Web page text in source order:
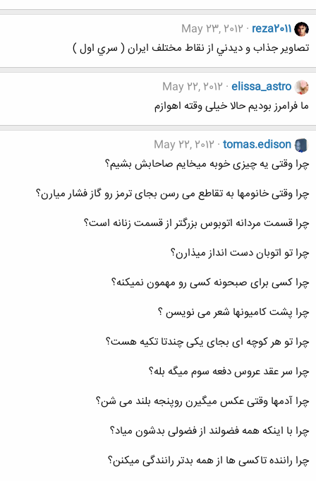
reza2011
May 23, 2012
تصاوير جذاب و ديدني از نقاط مختلف ايران ( سري اول )
elissa_astro
May 22, 2012
ما فرامرز بودیم حالا خیلی وقته اهوازم
tomas.edison
May 22, 2012
چرا وقتی یه چیزی خوبه میخایم صاحابش بشیم؟
چرا وقتی خانومها به تقاطع می رسن بجای ترمز رو گاز فشار میارن؟
چرا قسمت مردانه اتوبوس بزرگتر از قسمت زنانه است؟
چرا تو اتوبان دست انداز میذارن؟
چرا کسی برای صبحونه کسی رو مهمون نمیکنه؟
چرا پشت کامیونها شعر می نویسن ؟
چرا تو هر کوچه ای بجای یکی چندتا تکیه هست؟
چرا سر عقد عروس دفعه سوم میگه بله؟
چرا آدمها وقتی عکس میگیرن روپنجه بلند می شن؟
چرا با اینکه همه فضولند از فضولی بدشون میاد؟
چرا راننده تاکسی ها از همه بدتر رانندگی میکنن؟